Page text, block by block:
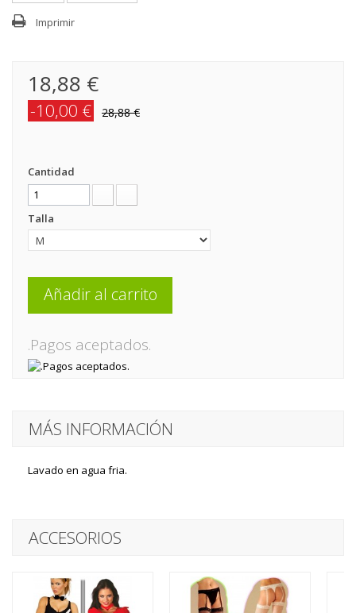
Imprimir
18,88 €
-10,00 € 28,88 €
Cantidad
Talla
Añadir al carrito
.Pagos aceptados.
MÁS INFORMACIÓN
Lavado en agua fria.
ACCESORIOS